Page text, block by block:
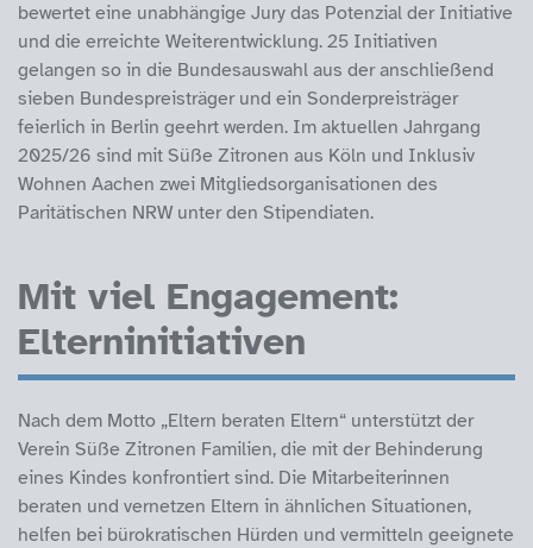
bewertet eine unabhängige Jury das Potenzial der Initiative
und die erreichte Weiterentwicklung. 25 Initiativen
gelangen so in die Bundesauswahl aus der anschließend
sieben Bundespreisträger und ein Sonderpreisträger
feierlich in Berlin geehrt werden. Im aktuellen Jahrgang
2025/26 sind mit Süße Zitronen aus Köln und Inklusiv
Wohnen Aachen zwei Mitgliedsorganisationen des
Paritätischen NRW unter den Stipendiaten.
Mit viel Engagement:
Elterninitiativen
Nach dem Motto „Eltern beraten Eltern“ unterstützt der
Verein Süße Zitronen Familien, die mit der Behinderung
eines Kindes konfrontiert sind. Die Mitarbeiterinnen
beraten und vernetzen Eltern in ähnlichen Situationen,
helfen bei bürokratischen Hürden und vermitteln geeignete